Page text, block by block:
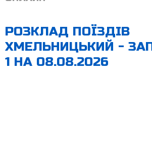
РОЗКЛАД ПОЇЗДІВ
ХМЕЛЬНИЦЬКИЙ -
1 НА 08.08.2026